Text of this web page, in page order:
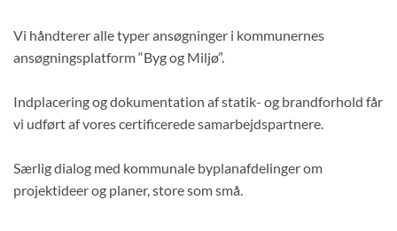
Vi håndterer alle typer ansøgninger i kommunernes
ansøgningsplatform “Byg og Miljø”.
Indplacering og dokumentation af statik- og brandforhold får
vi udført af vores certificerede samarbejdspartnere.
Særlig dialog med kommunale byplanafdelinger om
projektideer og planer, store som små.